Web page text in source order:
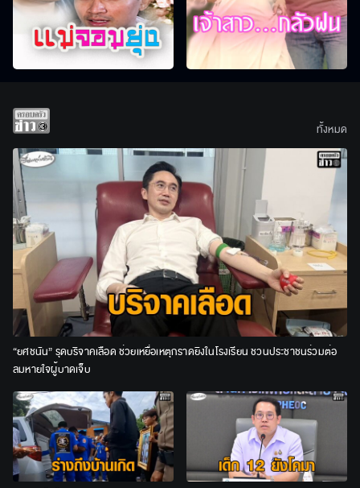
“ยศชนัน” รุดบริจาคเลือด ช่วยเหยื่อเหตุกราดยิงในโรงเรียน ชวนประชาชนร่วมต่อ
ลมหายใจผู้บาดเจ็บ
ทั้งหมด